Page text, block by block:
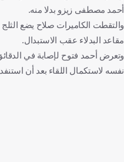
أحمد مصطفى زيزو بدلا منه.
والتقطت الكاميرات صلاح يضع
مقاعد البدلاء عقب الاستبدال.
وتعرض أحمد فتوح لإصابة في
نفسه لاستكمال اللقاء بعد أن